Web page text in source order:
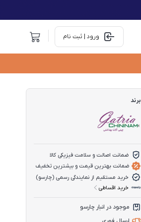
ورود | ثبت نام
برند
ضمانت اصالت و سلامت فیزیکی کالا
ضمانت بهترین قیمت و بیشترین تخفیف
خرید مستقیم از نمایندگی رسمی (چارسو)
خرید اقساطی
موجود در انبار چارسو